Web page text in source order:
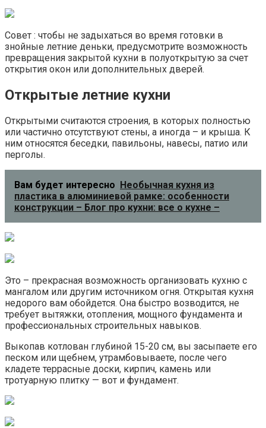
Совет : чтобы не задыхаться во время готовки в
знойные летние деньки, предусмотрите возможность
превращения закрытой кухни в полуоткрытую за счет
открытия окон или дополнительных дверей.
Открытые летние кухни
Открытыми считаются строения, в которых полностью
или частично отсутствуют стены, а иногда – и крыша. К
ним относятся беседки, павильоны, навесы, патио или
перголы.
Вам будет интересно Необычная кухня из
пластика в алюминиевой рамке: особенности
конструкции – Блог про кухни: все о кухне –
Это – прекрасная возможность организовать кухню с
мангалом или другим источником огня. Открытая кухня
недорого вам обойдется. Она быстро возводится, не
требует вытяжки, отопления, мощного фундамента и
профессиональных строительных навыков.
Выкопав котлован глубиной 15-20 см, вы засыпаете его
песком или щебнем, утрамбовываете, после чего
кладете террасные доски, кирпич, камень или
тротуарную плитку — вот и фундамент.